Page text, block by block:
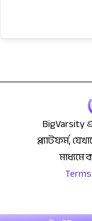
BigVarsity
প্ল্যাটফর্ম,
মাধ্যমে